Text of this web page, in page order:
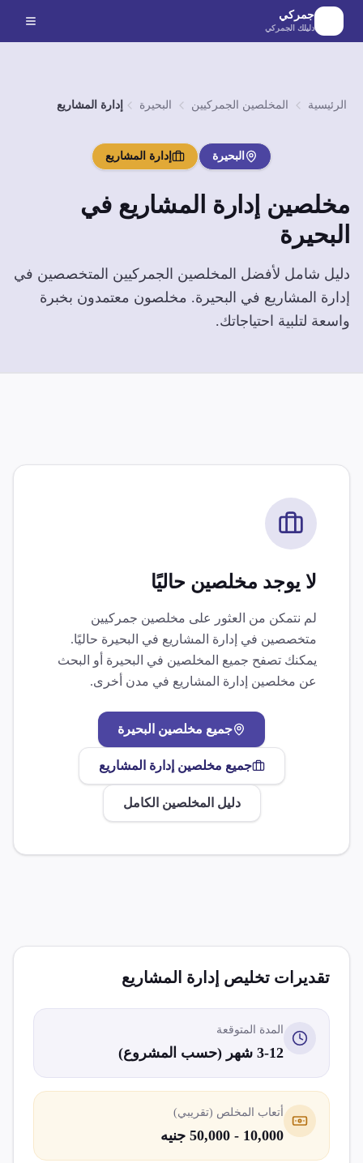
الانتقال إلى المحتوى الرئيسي
جمركي
دليلك الجمركي
الرئيسية المخلصين الجمركيين البحيرة إدارة المشاريع
البحيرة إدارة المشاريع
مخلصين إدارة المشاريع في
البحيرة
دليل شامل لأفضل المخلصين الجمركيين المتخصصين في
إدارة المشاريع في البحيرة. مخلصون معتمدون بخبرة
واسعة لتلبية احتياجاتك.
لا يوجد مخلصين حاليًا
لم نتمكن من العثور على مخلصين جمركيين
متخصصين في إدارة المشاريع في البحيرة حاليًا.
يمكنك تصفح جميع المخلصين في البحيرة أو البحث
عن مخلصين إدارة المشاريع في مدن أخرى.
جميع مخلصين البحيرة
جميع مخلصين إدارة المشاريع
دليل المخلصين الكامل
تقديرات تخليص إدارة المشاريع
المدة المتوقعة
3-12 شهر (حسب المشروع)
أتعاب المخلص (تقريبي)
10,000 - 50,000 جنيه